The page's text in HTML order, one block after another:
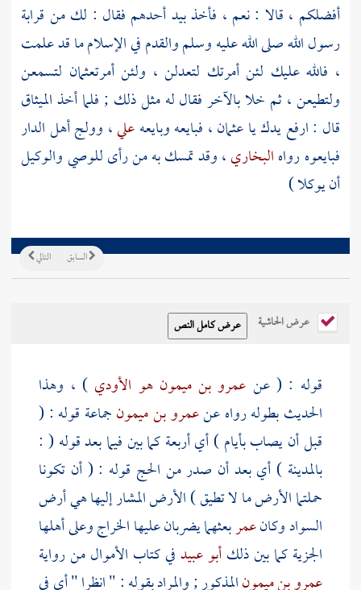
أفضلكم ، قالا : نعم ، فأخذ بيد أحدهم فقال : لك من قرابة
رسول الله صلى الله عليه وسلم والقدم في الإسلام ما قد علمت
، فالله عليك لئن أمرتك لتعدلن ، ولئن أمرتعثمان لتسمعن
ولتطيعن ، ثم خلا بالآخر فقال له مثل ذلك ; فلما أخذ الميثاق
قال : ارفع يدك ياعثمان، فبايعه وبايعهعلي، وولج أهل الدار
فبايعوه رواهالبخاري، وقد تمسك به من رأى للوصي والوكيل
أن يوكلا )
التالي السابق
عرض الحاشية
قوله : ( عن عمرو بن ميمون هو الأودي) ، وهذا
الحديث بطوله رواه عنعمرو بن ميمونجماعة قوله : (
قبل أن يصاب بأيام ) أي أربعة كما بين فيما بعد قوله ( :
بالمدينة ) أي بعد أن صدر من الحج قوله : ( أن تكونا
حملتما الأرض ما لا تطيق ) الأرض المشار إليها هي أرض
السواد وكانعمربعثهما يضربان عليها الخراج وعلى أهلها
الجزية كما بين ذلكأبو عبيدفي كتاب الأموال من رواية
عمرو بن ميمونالمذكور ; والمراد بقوله : " انظرا " أي في